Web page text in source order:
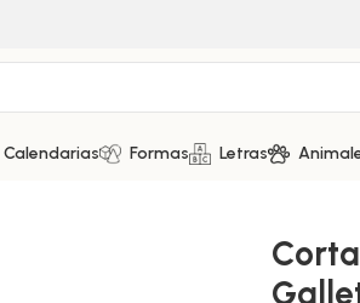
Calendarias Formas Letras
pascua